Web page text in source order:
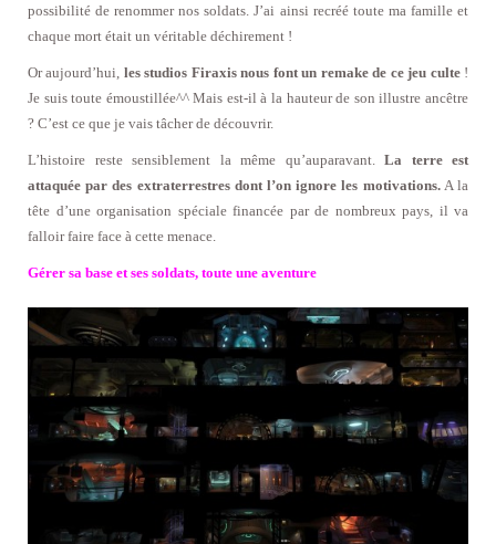
possibilité de renommer nos soldats. J’ai ainsi recréé toute ma famille et
chaque mort était un véritable déchirement !
Or aujourd’hui, les studios Firaxis nous font un remake de ce jeu culte!
Je suis toute émoustillée^^ Mais est-il à la hauteur de son illustre ancêtre
? C’est ce que je vais tâcher de découvrir.
L’histoire reste sensiblement la même qu’auparavant. La terre est
attaquée par des extraterrestres dont l’on ignore les motivations.A la
tête d’une organisation spéciale financée par de nombreux pays, il va
falloir faire face à cette menace.
Gérer sa base et ses soldats, toute une aventure